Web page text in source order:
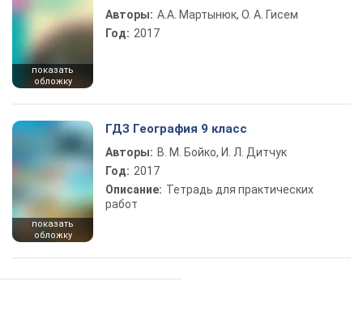
показать
обложку
Авторы: А.А. Мартынюк, О. А. Гисем
Год: 2017
показать
обложку
ГДЗ География 9 класс
Авторы: В. М. Бойко, И. Л. Дитчук
Год: 2017
Описание: Тетрадь для практических
работ